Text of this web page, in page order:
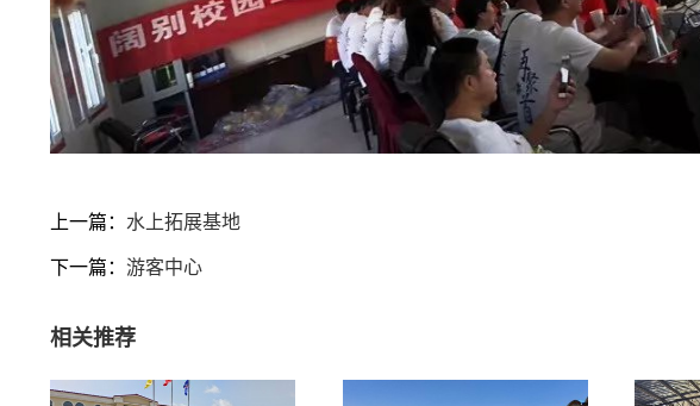
上一篇： 水上拓展基地
下一篇： 游客中心
相关推荐